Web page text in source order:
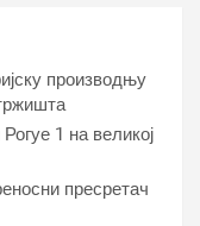
производњу
1 на великој
пресретач